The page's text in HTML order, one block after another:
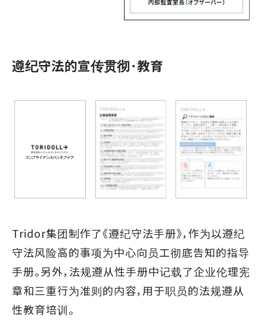
遵纪守法的宣传贯彻·教育
Tridor集团制作了《遵纪守法手册》，作为以遵纪
守法风险高的事项为中心向员工彻底告知的指导
手册。另外，法规遵从性手册中记载了企业伦理宪
章和三重行为准则的内容，用于职员的法规遵从
性教育培训。